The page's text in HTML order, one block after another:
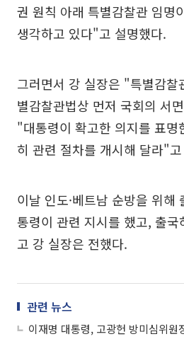
권 원칙 아래 특별감찰관 임명
생각하고 있다"고 설명했다.
그러면서 강 실장은 "특별감찰
별감찰관법상 먼저 국회의 서
"대통령이 확고한 의지를 표명
히 관련 절차를 개시해 달라"
이날 인도·베트남 순방을 위해
통령이 관련 지시를 했고, 출
고 강 실장은 전했다.
관련 뉴스
이재명 대통령, 고광헌 방미심위원